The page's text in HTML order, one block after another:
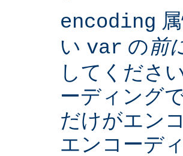
encoding
い var の前
してくださ
ーディング
だけがエン
エンコーデ